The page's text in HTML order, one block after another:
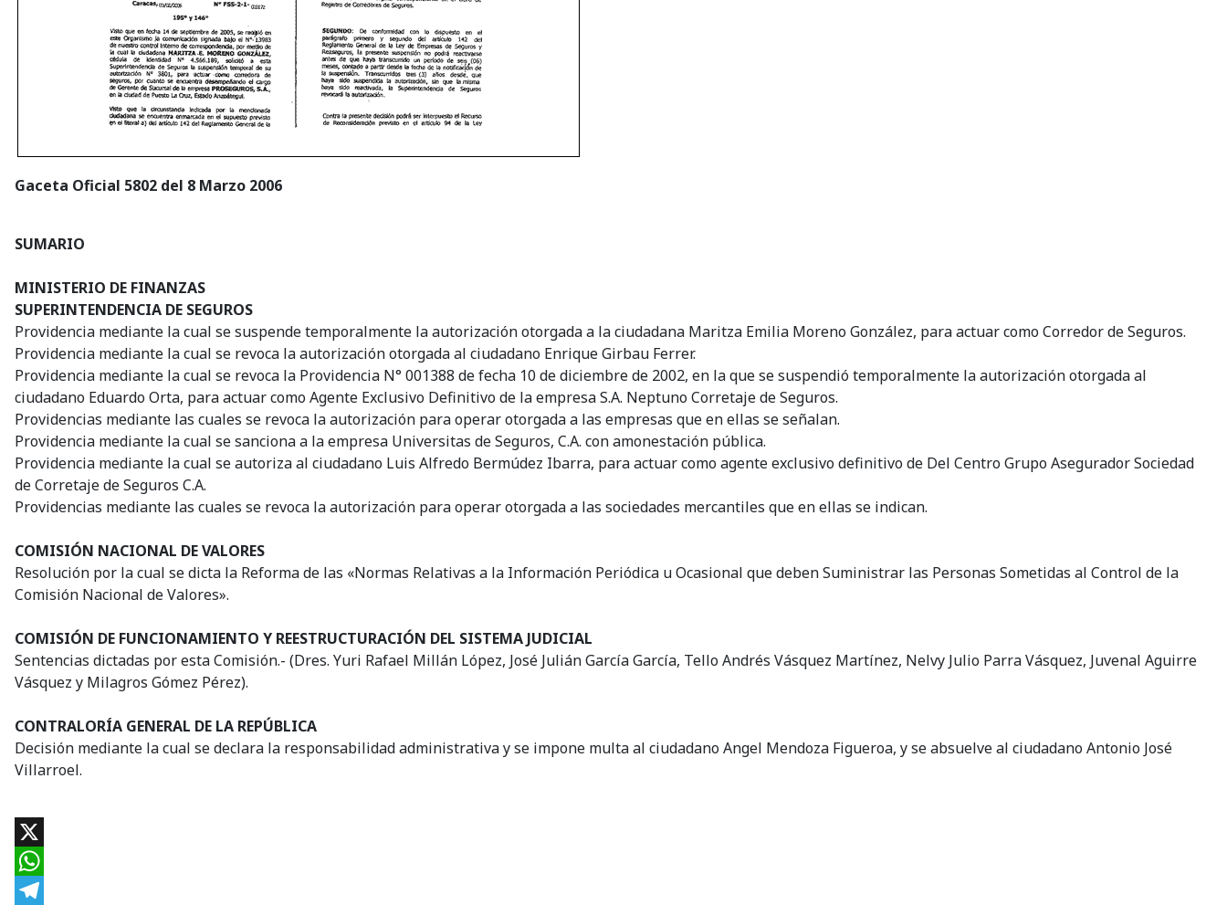
Gaceta Oficial 5802 del 8 Marzo 2006
SUMARIO
MINISTERIO DE FINANZAS
SUPERINTENDENCIA DE SEGUROS
Providencia mediante la cual se suspende temporalmente la autorización otorgada a la ciudadana Maritza Emilia Moreno González, para actuar como Corredor de Seguros.
Providencia mediante la cual se revoca la autorización otorgada al ciudadano Enrique Girbau Ferrer.
Providencia mediante la cual se revoca la Providencia N° 001388 de fecha 10 de diciembre de 2002, en la que se suspendió temporalmente la autorización otorgada al
ciudadano Eduardo Orta, para actuar como Agente Exclusivo Definitivo de la empresa S.A. Neptuno Corretaje de Seguros.
Providencias mediante las cuales se revoca la autorización para operar otorgada a las empresas que en ellas se señalan.
Providencia mediante la cual se sanciona a la empresa Universitas de Seguros, C.A. con amonestación pública.
Providencia mediante la cual se autoriza al ciudadano Luis Alfredo Bermúdez Ibarra, para actuar como agente exclusivo definitivo de Del Centro Grupo Asegurador Sociedad
de Corretaje de Seguros C.A.
Providencias mediante las cuales se revoca la autorización para operar otorgada a las sociedades mercantiles que en ellas se indican.
COMISIÓN NACIONAL DE VALORES
Resolución por la cual se dicta la Reforma de las «Normas Relativas a la Información Periódica u Ocasional que deben Suministrar las Personas Sometidas al Control de la
Comisión Nacional de Valores».
COMISIÓN DE FUNCIONAMIENTO Y REESTRUCTURACIÓN DEL SISTEMA JUDICIAL
Sentencias dictadas por esta Comisión.- (Dres. Yuri Rafael Millán López, José Julián García García, Tello Andrés Vásquez Martínez, Nelvy Julio Parra Vásquez, Juvenal Aguirre
Vásquez y Milagros Gómez Pérez).
CONTRALORÍA GENERAL DE LA REPÚBLICA
Decisión mediante la cual se declara la responsabilidad administrativa y se impone multa al ciudadano Angel Mendoza Figueroa, y se absuelve al ciudadano Antonio José
Villarroel.
X
WhatsApp